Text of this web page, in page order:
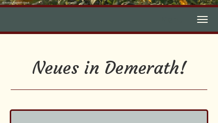
Neues in Demerath!